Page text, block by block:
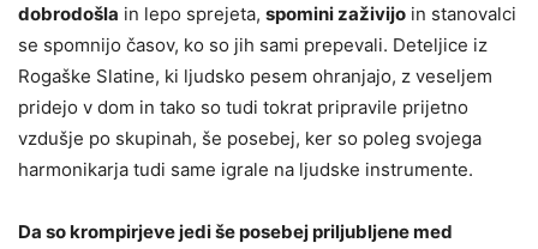
dobrodošla in lepo sprejeta, spomini zaživijo in stanovalci
se spomnijo časov, ko so jih sami prepevali. Deteljice iz
Rogaške Slatine, ki ljudsko pesem ohranjajo, z veseljem
pridejo v dom in tako so tudi tokrat pripravile prijetno
vzdušje po skupinah, še posebej, ker so poleg svojega
harmonikarja tudi same igrale na ljudske instrumente.
Da so krompirjeve jedi še posebej priljubljene med